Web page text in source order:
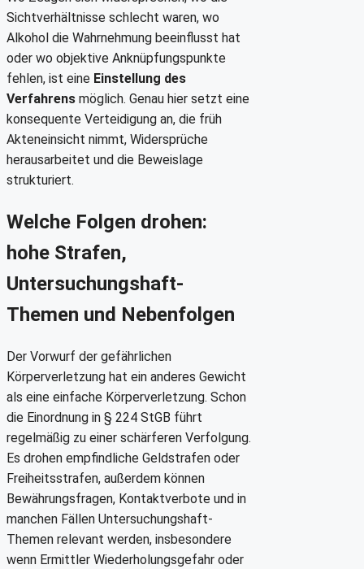
Sichtverhältnisse schlecht waren, wo
Alkohol die Wahrnehmung beeinflusst hat
oder wo objektive Anknüpfungspunkte
fehlen, ist eine Einstellung des
Verfahrens möglich. Genau hier setzt eine
konsequente Verteidigung an, die früh
Akteneinsicht nimmt, Widersprüche
herausarbeitet und die Beweislage
strukturiert.
Welche Folgen drohen:
hohe Strafen,
Untersuchungshaft-
Themen und Nebenfolgen
Der Vorwurf der gefährlichen
Körperverletzung hat ein anderes Gewicht
als eine einfache Körperverletzung. Schon
die Einordnung in § 224 StGB führt
regelmäßig zu einer schärferen Verfolgung.
Es drohen empfindliche Geldstrafen oder
Freiheitsstrafen, außerdem können
Bewährungsfragen, Kontaktverbote und in
manchen Fällen Untersuchungshaft-
Themen relevant werden, insbesondere
wenn Ermittler Wiederholungsgefahr oder